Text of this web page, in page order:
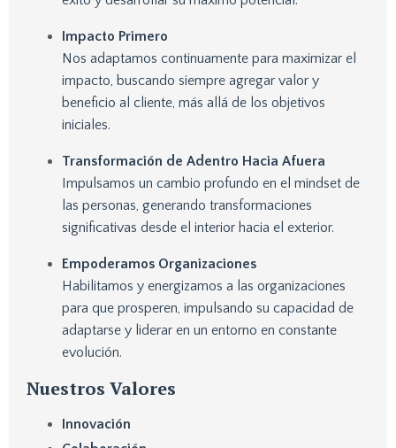
Impacto Primero
Nos adaptamos continuamente para maximizar el
impacto, buscando siempre agregar valor y
beneficio al cliente, más allá de los objetivos
iniciales.
Transformación de Adentro Hacia Afuera
Impulsamos un cambio profundo en el mindset de
las personas, generando transformaciones
significativas desde el interior hacia el exterior.
Empoderamos Organizaciones
Habilitamos y energizamos a las organizaciones
para que prosperen, impulsando su capacidad de
adaptarse y liderar en un entorno en constante
evolución.
Nuestros Valores
Innovación